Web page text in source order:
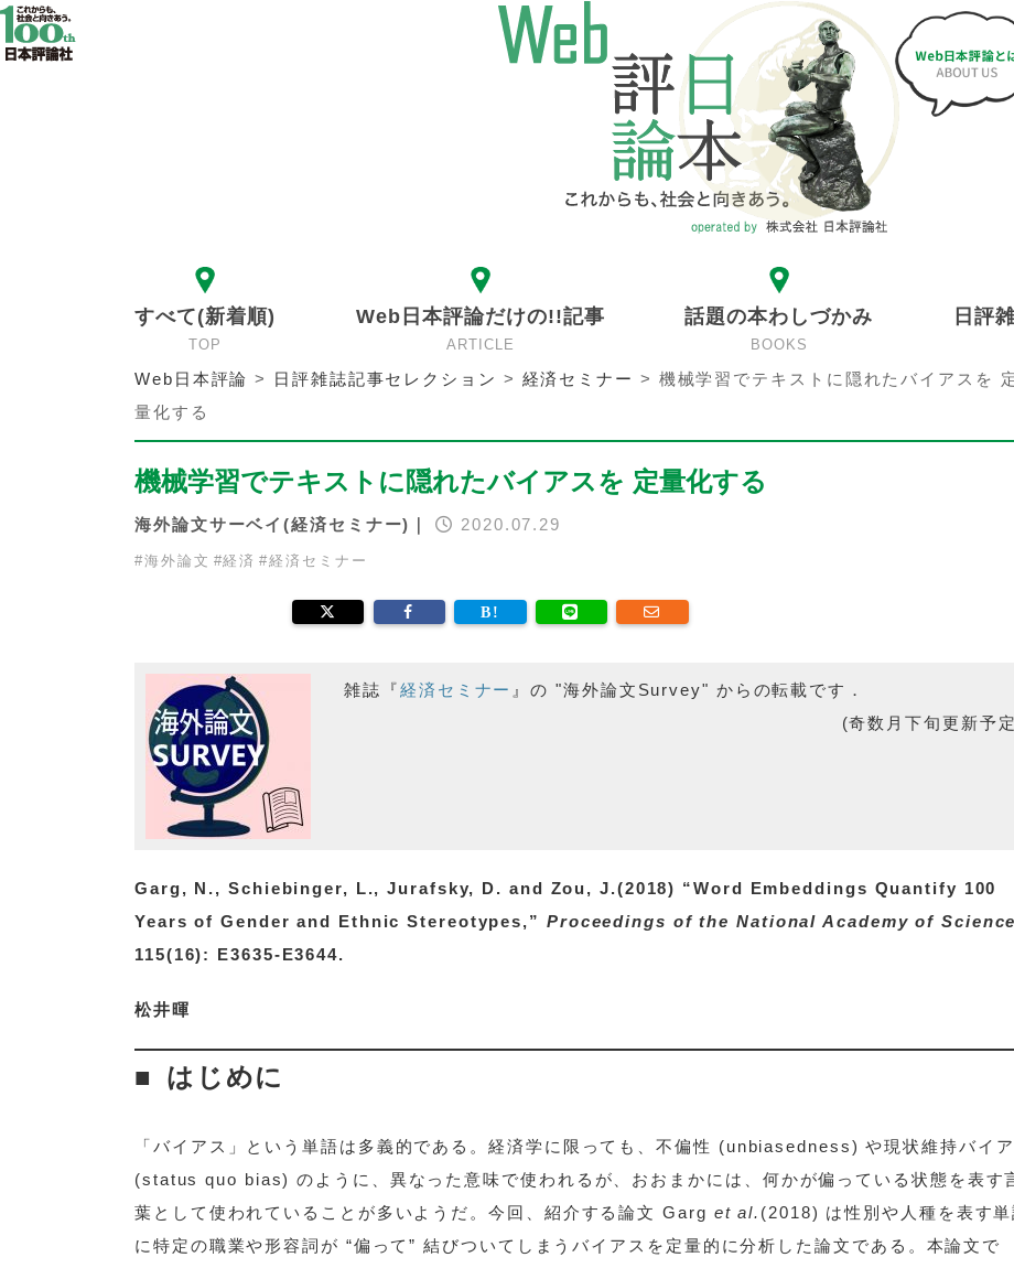
すべて(新着順)
TOP
Web日本評論だけの!!記事
ARTICLE
話題の本わしづかみ
BOOKS
日評
Web日本評論 > 日評雑誌記事セレクション > 経済セミナー > 機械学習でテキストに隠れたバイアスを
量化する
機械学習でテキストに隠れたバイアスを 定量化する
海外論文サーベイ(経済セミナー)｜ 2020.07.29
#海外論文 #経済 #経済セミナー
雑誌『経済セミナー 』の "海外論文Survey" からの転載です．
(奇数月下旬更新予
Garg, N., Schiebinger, L., Jurafsky, D. and Zou, J.(2018) “Word Embeddings Quantify 100
Years of Gender and Ethnic Stereotypes,” Proceedings of the National Academy of
115(16): E3635-E3644.
松井暉
はじめに
「バイアス」という単語は多義的である。経済学に限っても、不偏性 (unbiasedness) や現状維持バイア
(status quo bias) のように、異なった意味で使われるが、おおまかには、何かが偏っている状態を表す
葉として使われていることが多いようだ。今回、紹介する論文 Garg et al. (2018) は性別や人種を表す単
に特定の職業や形容詞が “偏って” 結びついてしまうバイアスを定量的に分析した論文である。本論文で